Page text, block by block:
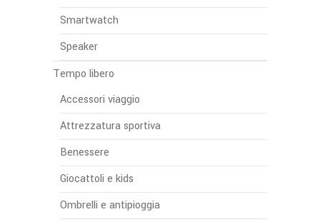
Smartwatch
Speaker
Tempo libero
Accessori viaggio
Attrezzatura sportiva
Benessere
Giocattoli e kids
Ombrelli e antipioggia